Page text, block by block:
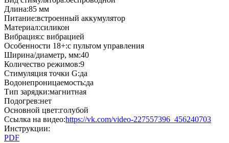
Длина:85 мм
Питание:встроенный аккумулятор
Материал:силикон
Вибрация:с вибрацией
Особенности 18+:с пультом управления
Ширина/диаметр, мм:40
Количество режимов:9
Стимуляция точки G:да
Водонепроницаемость:да
Тип зарядки:магнитная
Подогрев:нет
Основной цвет:голубой
Cсылка на видео:https://vk.com/video-227557396_456240703
Инструкции:
PDF